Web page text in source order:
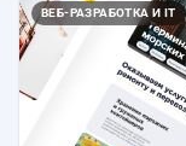
ВЕБ-РАЗРАБОТКА И IT